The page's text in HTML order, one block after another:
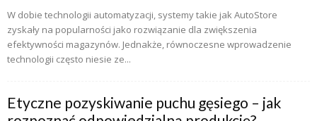
W dobie technologii automatyzacji, systemy takie jak AutoStore
zyskały na popularności jako rozwiązanie dla zwiększenia
efektywności magazynów. Jednakże, równoczesne wprowadzenie
technologii często niesie ze...
Etyczne pozyskiwanie puchu gęsiego – jak